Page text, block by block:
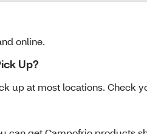
online.
Up?
up at most locations. Check